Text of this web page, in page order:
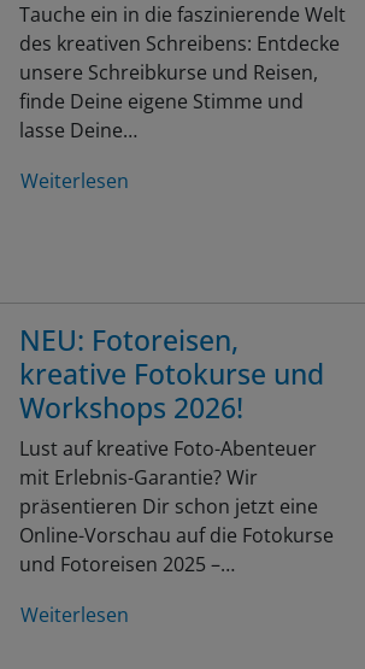
Tauche ein in die faszinierende Welt
des kreativen Schreibens: Entdecke
unsere Schreibkurse und Reisen,
finde Deine eigene Stimme und
lasse Deine…
Weiterlesen
NEU: Fotoreisen,
kreative Fotokurse und
Workshops 2026!
Lust auf kreative Foto-Abenteuer
mit Erlebnis-Garantie? Wir
präsentieren Dir schon jetzt eine
Online-Vorschau auf die Fotokurse
und Fotoreisen 2025 –…
Weiterlesen